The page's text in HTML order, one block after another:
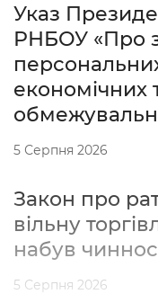
Указ
РНБОУ «Про
економічних
5 Серпня 2026
Закон про
вільну
набув
5 Серпня 2026